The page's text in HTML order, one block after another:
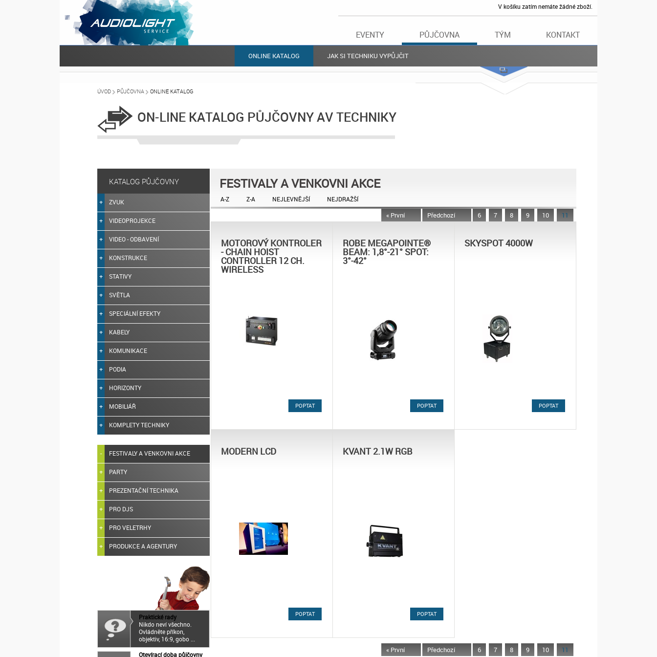
V košíku zatím nemáte žádné zboží.
EVENTY PŮJČOVNA TÝM KONTAKT
ONLINE KATALOG JAK SI TECHNIKU VYPŮJČIT
ÚVOD PŮJČOVNA ONLINE KATALOG
ON-LINE KATALOG PŮJČOVNY AV TECHNIKY
KATALOG PŮJČOVNY
ZVUK
VIDEOPROJEKCE
VIDEO - ODBAVENÍ
KONSTRUKCE
STATIVY
SVĚTLA
SPECIÁLNÍ EFEKTY
KABELY
KOMUNIKACE
PODIA
HORIZONTY
MOBILIÁŘ
KOMPLETY TECHNIKY
FESTIVALY A VENKOVNI AKCE
PARTY
PREZENTAČNÍ TECHNIKA
PRO DJS
PRO VELETRHY
PRODUKCE A AGENTURY
Praktické rady
Nikdo neví všechno.
Ovládněte příkon,
objektiv, 16:9, gobo ...
Otevírací doba půjčovny
FESTIVALY A VENKOVNI AKCE
A-Z Z-A NEJLEVNĚJŠÍ NEJDRAŽŠÍ
« První Předchozí 6 7 8 9 10 11
MOTOROVÝ KONTROLER
- CHAIN HOIST
CONTROLLER 12 CH.
WIRELESS
POPTAT
ROBE MEGAPOINTE®
BEAM: 1,8°-21° SPOT:
3°-42°
POPTAT
SKYSPOT 4000W
POPTAT
MODERN LCD
POPTAT
KVANT 2.1W RGB
POPTAT
« První Předchozí 6 7 8 9 10 11